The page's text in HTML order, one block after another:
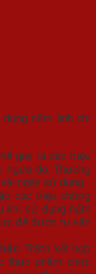
nấm linh chi
gây ra các triệu
ngứa da. Thường
ngày sử dụng.
các triệu chứng
khi sử dụng nấm
để được tư vấn
: Tránh kết hợp
thực phẩm chức